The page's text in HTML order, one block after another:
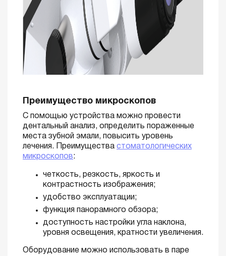
Преимущество микроскопов
С помощью устройства можно провести
дентальный анализ, определить пораженные
места зубной эмали, повысить уровень
лечения. Преимущества стоматологических
микроскопов:
четкость, резкость, яркость и
контрастность изображения;
удобство эксплуатации;
функция панорамного обзора;
доступность настройки угла наклона,
уровня освещения, кратности увеличения.
Оборудование можно использовать в паре